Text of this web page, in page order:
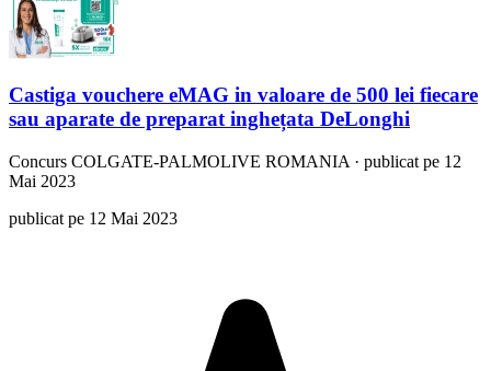
Castiga vouchere eMAG in valoare de 500 lei fiecare
sau aparate de preparat inghețata DeLonghi
Concurs COLGATE-PALMOLIVE ROMANIA · publicat pe 12
Mai 2023
publicat pe 12 Mai 2023